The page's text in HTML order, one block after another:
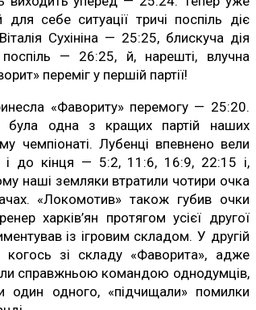
для себе ситуації тричі поспіль діє
Сухініна — 25:25, блискуча дія
поспіль — 26:25, й, нарешті, влучна
переміг у першій партії!
«Фавориту» перемогу — 25:20.
була одна з кращих партій наших
чемпіонаті. Лубенці впевнено вели
і до кінця — 5:2, 11:6, 16:9, 22:15 і,
наші земляки втратили чотири очка
«Локомотив» також губив очки
харків’ян протягом усієї другої
із ігровим складом. У другій
когось зі складу «Фаворита», адже
справжньою командою однодумців,
один одного, «підчищали» помилки